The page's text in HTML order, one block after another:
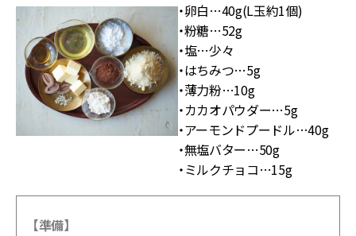
・卵白…40g(L玉約1個)
・粉糖…52g
・塩…少々
・はちみつ…5g
・薄力粉…10g
・カカオパウダー…5g
・アーモンドプードル…40g
・無塩バター…50g
・ミルクチョコ…15g
【準備】